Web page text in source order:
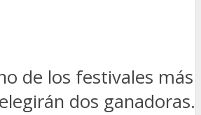
de los festivales más
dos ganadoras.